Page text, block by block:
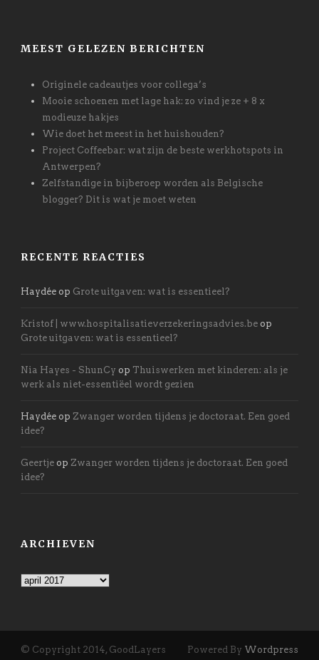
MEEST GELEZEN BERICHTEN
Originele cadeautjes voor collega’s
Mooie schoenen met lage hak: zo vind je ze + 8 x
modieuze hakjes
Wie doet het meest in het huishouden?
Project Coffeebar: wat zijn de beste werkhotspots in
Antwerpen?
Zelfstandige in bijberoep worden als Belgische
blogger? Dit is wat je moet weten
RECENTE REACTIES
Haydée op Grote uitgaven: wat is essentieel?
Kristof | www.hospitalisatieverzekeringsadvies.be op
Grote uitgaven: wat is essentieel?
Nia Hayes - ShunCy op Thuiswerken met kinderen: als je
werk als niet-essentiëel wordt gezien
Haydée op Zwanger worden tijdens je doctoraat. Een goed
idee?
Geertje op Zwanger worden tijdens je doctoraat. Een goed
idee?
ARCHIEVEN
Archieven
© Copyright 2014, GoodLayers Powered By Wordpress